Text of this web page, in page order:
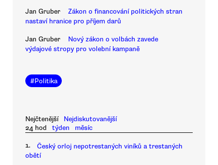
Jan Gruber
Zákon o financování politických stran
nastaví hranice pro příjem darů
Jan Gruber
Nový zákon o volbách zavede
výdajové stropy pro volební kampaně
#Politika
Nejčtenější
Nejdiskutovanější
24 hod
týden měsíc
1.
Český orloj nepotrestaných viníků a trestaných
obětí